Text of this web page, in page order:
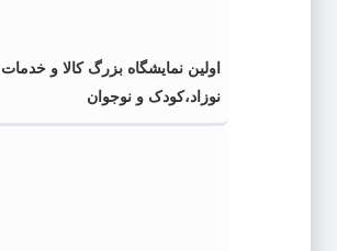
اولین نمایشگاه بزرگ کالا و خدمات
نوزاد،کودک و نوجوان